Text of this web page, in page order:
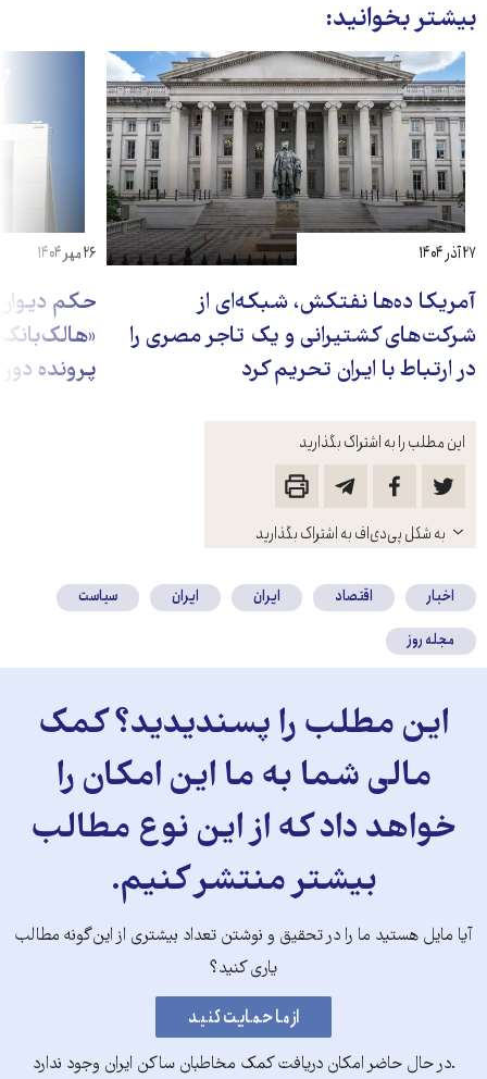
این مطلب را به اشتراک بگذارید
باز
کنید
به شکل پی‌دی‌اف به اشتراک بگذارید
بیشتر بخوانید:
آمریکا ده‌ها نفتکش، شبکه‌ای از
شرکت‌های کشتیرانی و یک تاجر مصری را
در ارتباط با ایران تحریم کرد
۲۷ آذر ۱۴۰۴
حکم
پرونده
۲۶ مهر ۱۴۰۴
اخبار اقتصاد ایران ایران
سیاست
مجله روز
این مطلب را پسندیدید؟ کمک
مالی شما به ما این امکان را
خواهد داد که از این نوع مطالب
بیشتر منتشر کنیم.
آیا مایل هستید ما را در تحقیق و نوشتن تعداد بیشتری از این‌گونه مطالب
یاری کنید؟
.در حال حاضر امکان دریافت کمک مخاطبان ساکن ایران وجود ندارد